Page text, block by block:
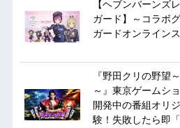
【ヘブンバーンズ
ガード】～コラボ
ガードオンライン
『野田クリの野望
～』東京ゲームシ
開発中の番組オリ
験！失敗したら即